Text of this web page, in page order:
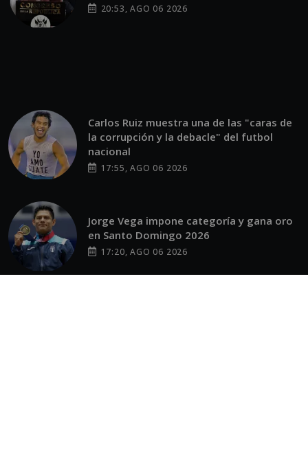
20:53, AGO 06 2026
Carlos Ruiz muestra una de las "caras de
la corrupción y la debacle" del futbol
nacional
17:55, AGO 06 2026
Jorge Vega impone categoría y gana oro
en Santo Domingo 2026
17:20, AGO 06 2026